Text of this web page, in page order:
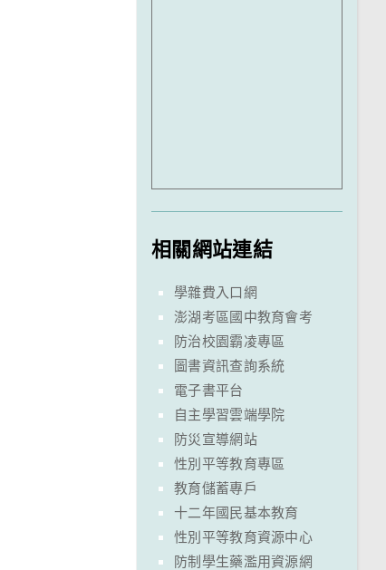
相關網站連結
學雜費入口網
澎湖考區國中教育會考
防治校園霸凌專區
圖書資訊查詢系統
電子書平台
自主學習雲端學院
防災宣導網站
性別平等教育專區
教育儲蓄專戶
十二年國民基本教育
性別平等教育資源中心
防制學生藥濫用資源網